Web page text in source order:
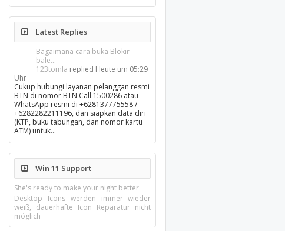
Latest Replies
Bagaimana cara buka Blokir
bale...
123tomla replied Heute um 05:29
Uhr
Cukup hubungi layanan pelanggan resmi
BTN di nomor BTN Call 1500286 atau
WhatsApp resmi di +628137775558 /
+6282282211196, dan siapkan data diri
(KTP, buku tabungan, dan nomor kartu
ATM) untuk…
Win 11 Support
She's ready to make your night better
Desktop Icons werden immer wieder
weiß, dauerhafte Icon Reparatur nicht
möglich